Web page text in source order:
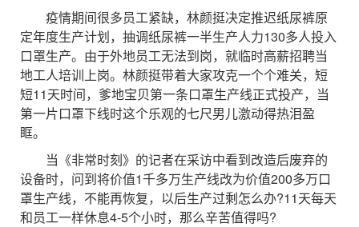
疫情期间很多员工紧缺，林颜挺决定推迟纸尿裤原
定年度生产计划，抽调纸尿裤一半生产人力130多人投入
口罩生产。由于外地员工无法到岗，就临时高薪招聘当
地工人培训上岗。林颜挺带着大家攻克一个个难关，短
短11天时间，爹地宝贝第一条口罩生产线正式投产，当
第一片口罩下线时这个乐观的七尺男儿激动得热泪盈
眶。
当《非常时刻》的记者在采访中看到改造后废弃的
设备时，问到将价值1千多万生产线改为价值200多万口
罩生产线，不能再恢复，以后生产过剩怎么办?11天每天
和员工一样休息4-5个小时，那么辛苦值得吗?